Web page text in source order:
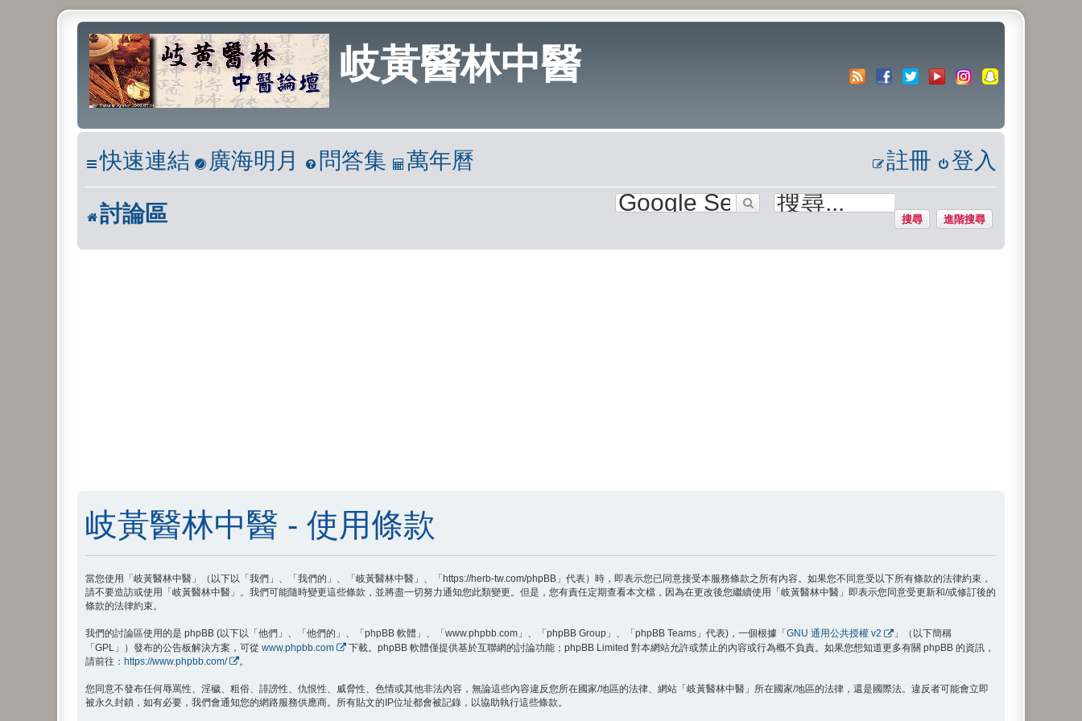
岐黃醫林中醫
快速連結 廣海明月 問答集 萬年曆 登入
註冊
討論區 搜尋 進階搜尋
岐黃醫林中醫 - 使用條款
當您使用「岐黃醫林中醫」（以下以「我們」、「我們的」、「岐黃醫林中醫」、「https://herb-tw.com/phpBB」代表）時，即表示您已同意接受本服務條款之所有內容。如果您不同意受以下所有條款的法律約束，
請不要造訪或使用「岐黃醫林中醫」。我們可能隨時變更這些條款，並將盡一切努力通知您此類變更。但是，您有責任定期查看本文檔，因為在更改後您繼續使用「岐黃醫林中醫」即表示您同意受更新和/或修訂後的
條款的法律約束。
我們的討論區使用的是 phpBB (以下以「他們」、「他們的」、「phpBB 軟體」、「www.phpbb.com」、「phpBB Group」、「phpBB Teams」代表)，一個根據「 GNU 通用公共授權 v2
」（以下簡稱
「GPL」）發布的公告板解決方案，可從 www.phpbb.com
下載。phpBB 軟體僅提供基於互聯網的討論功能；phpBB Limited 對本網站允許或禁止的內容或行為概不負責。如果您想知道更多有關 phpBB 的資訊，
請前往： https://www.phpbb.com/ 。
您同意不發布任何辱罵性、淫穢、粗俗、誹謗性、仇恨性、威脅性、色情或其他非法內容，無論這些內容違反您所在國家/地區的法律、網站「岐黃醫林中醫」所在國家/地區的法律，還是國際法。違反者可能會立即
被永久封鎖，如有必要，我們會通知您的網路服務供應商。所有貼文的IP位址都會被記錄，以協助執行這些條款。